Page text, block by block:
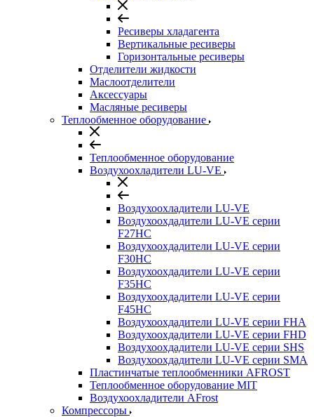
Ресиверы хладагента
Вертикальные ресиверы
Горизонтальные ресиверы
Отделители жидкости
Маслоотделители
Аксессуары
Масляные ресиверы
Теплообменное оборудование
Теплообменное оборудование
Воздухоохладители LU-VE
Воздухоохладители LU-VE
Воздухоохдадители LU-VE серии
F27HC
Воздухоохдадители LU-VE серии
F30HC
Воздухоохдадители LU-VE серии
F35HC
Воздухоохдадители LU-VE серии
F45HC
Воздухоохдадители LU-VE серии FHA
Воздухоохдадители LU-VE серии FHD
Воздухоохдадители LU-VE серии SHS
Воздухоохдадители LU-VE серии SMA
Пластинчатые теплообменники AFROST
Теплообменное оборудование MIT
Воздухоохладители AFrost
Компрессоры